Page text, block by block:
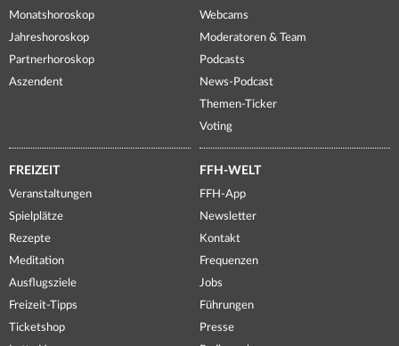
Monatshoroskop
Jahreshoroskop
Partnerhoroskop
Aszendent
Webcams
Moderatoren & Team
Podcasts
News-Podcast
Themen-Ticker
Voting
FREIZEIT
Veranstaltungen
Spielplätze
Rezepte
Meditation
Ausflugsziele
Freizeit-Tipps
Ticketshop
FFH-WELT
FFH-App
Newsletter
Kontakt
Frequenzen
Jobs
Führungen
Presse